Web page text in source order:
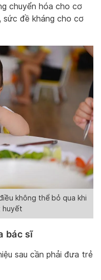
chuyển hóa cho cơ
sức đề kháng cho cơ
không thể bỏ qua khi
huyết
bác sĩ
sau cần phải đưa trẻ